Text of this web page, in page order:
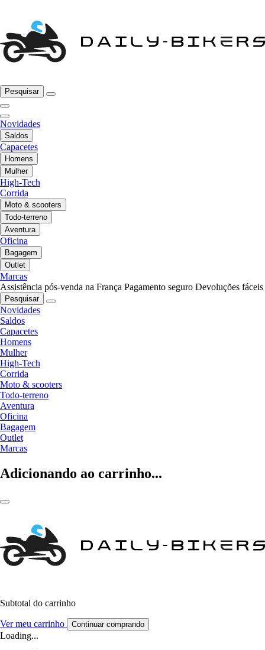
Pesquisar
Novidades
Saldos
Capacetes
Homens
Mulher
High-Tech
Corrida
Moto & scooters
Todo-terreno
Aventura
Oficina
Bagagem
Outlet
Marcas
Assistência pós-venda na França Pagamento seguro Devoluções fáceis
Pesquisar
Novidades
Saldos
Capacetes
Homens
Mulher
High-Tech
Corrida
Moto & scooters
Todo-terreno
Aventura
Oficina
Bagagem
Outlet
Marcas
Adicionando ao carrinho...
Subtotal do carrinho
Ver meu carrinho Continuar comprando
Loading...